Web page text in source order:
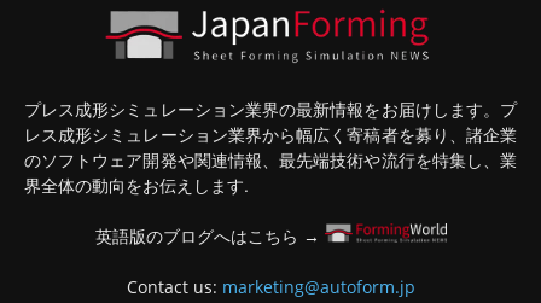
プレス成形シミュレーション業界の最新情報をお届けします。プ
レス成形シミュレーション業界から幅広く寄稿者を募り、諸企業
のソフトウェア開発や関連情報、最先端技術や流行を特集し、業
界全体の動向をお伝えします.
英語版のブログへはこちら →
Contact us: marketing@autoform.jp